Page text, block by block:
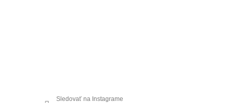
Sledovať na Instagrame